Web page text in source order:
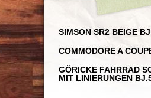
SIMSON SR2 BEIGE
COMMODORE A
GÖRICKE FAHRRAD
MIT LINIERUNGEN